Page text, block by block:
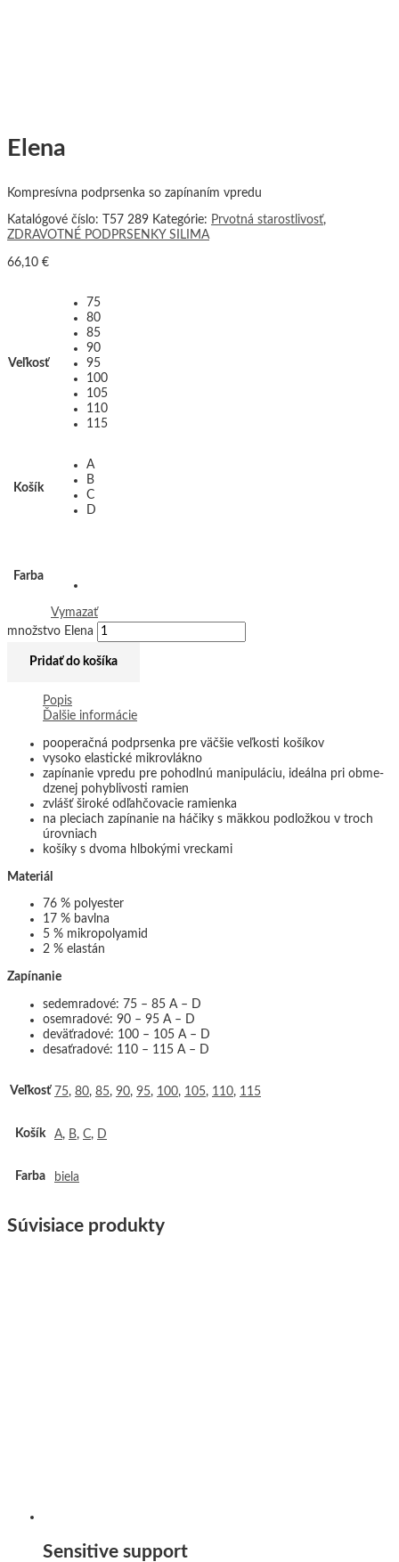
Elena
Kompresívna podprsenka so zapínaním vpredu
Katalógové číslo: T57 289 Kategórie: Prvotná starostlivosť,
ZDRAVOTNÉ PODPRSENKY SILIMA
66,10 €
Veľkosť
75
80
85
90
95
100
105
110
115
Košík
A
B
C
D
Farba
Vymazať
množstvo Elena
Pridať do košíka
Popis
Ďalšie informácie
pooperačná podprsenka pre väčšie veľkosti košíkov
vysoko elastické mikrovlákno
zapínanie vpredu pre pohodlnú manipuláciu, ideálna pri obme-
dzenej pohyblivosti ramien
zvlášť široké odľahčovacie ramienka
na pleciach zapínanie na háčiky s mäkkou podložkou v troch
úrovniach
košíky s dvoma hlbokými vreckami
Materiál
76 % polyester
17 % bavlna
5 % mikropolyamid
2 % elastán
Zapínanie
sedemradové: 75 – 85 A – D
osemradové: 90 – 95 A – D
deväťradové: 100 – 105 A – D
desaťradové: 110 – 115 A – D
Veľkosť 75, 80, 85, 90, 95, 100, 105, 110, 115
Košík A, B, C, D
Farba biela
Súvisiace produkty
Sensitive support